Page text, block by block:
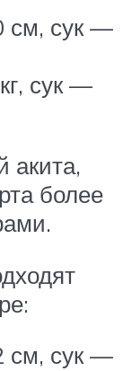
см, сук —
сук —
акита,
более
см, сук —